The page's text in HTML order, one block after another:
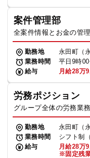
案件管理部
全案件情報とお金の管
勤務地
永田町（
業務時間
平日9時
給与
月給28万
労務ポジション
グループ全体の労務業
勤務地
永田町（
業務時間
シフト制
給与
月給28万
※固定残